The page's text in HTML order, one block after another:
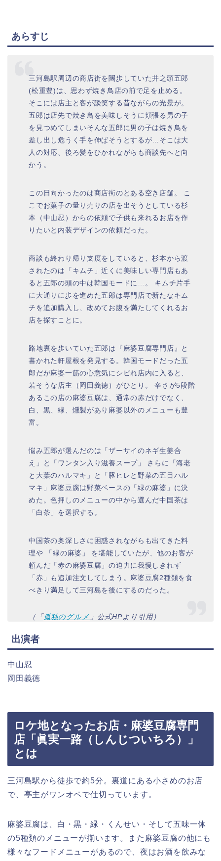
あらすじ
三河島駅周辺の商店街を闊歩していた井之頭五郎
(松重豊)は、思わず焼き鳥店の前で足を止める。
そこには店主と客が談笑する昔ながらの光景が。
五郎は店先で焼き鳥を美味しそうに頬張る男の子
を見つめてしまいそんな五郎に男の子は焼き鳥を
差し出し危うく手を伸ばそうとするが…そこは大
人の対応、後ろ髪をひかれながらも商談先へと向
かう。
この日向かったのは商店街のとある空き店舗。 こ
こでお菓子の量り売りの店を出そうとしている杉
本（中山忍）からの依頼で子供も来れるお店を作
りたいと内装デザインの依頼だった。
商談も終わり帰り支度をしていると、杉本から渡
されたのは「キムチ」近くに美味しい専門店もあ
ると五郎の頭の中は韓国モードに…。 キムチ片手
に大通りに歩を進めた五郎は専門店で新たなキム
チを追加購入し、改めてお腹を満たしてくれるお
店を探すことに。
路地裏を歩いていた五郎は『麻婆豆腐専門店』と
書かれた軒屋根を発見する。韓国モードだった五
郎だが麻婆一筋の心意気にシビれ店内に入ると、
若そうな店主（岡田義徳）がひとり。 辛さが5段階
あるこの店の麻婆豆腐は、通常の赤だけでなく、
白、黒、緑、燻製があり麻婆以外のメニューも豊
富。
悩み五郎が選んだのは「ザーサイのネギ生姜合
え」と「ワンタン入り滋養スープ」 さらに「海老
と大葉のハルマキ」と「豚ヒレと野菜の五目ハル
マキ」麻婆豆腐は野菜ベースの「緑の麻婆」に決
めた。色押しのメニューの中から選んだ中国茶は
「白茶」を選択する。
中国茶の奥深しさに困惑されながらも出てきた料
理や 「緑の麻婆」 を堪能していたが、他のお客が
頼んだ「赤の麻婆豆腐」の迫力に我慢しきれず
「赤」も追加注文してしまう。麻婆豆腐2種類を食
べきり満足して三河島を後にするのだった。
（「 孤独のグルメ 」公式HPより引用）
出演者
中山忍
岡田義徳
ロケ地となったお店・麻婆豆腐専門
店「眞実一路（しんじついちろ）」
とは
三河島駅から徒歩で約5分。裏道にある小さめのお店
で、亭主がワンオペで仕切っています。
麻婆豆腐は、白・黒・緑・くんせい・そして五味一体
の5種類のメニューが揃います。また麻婆豆腐の他にも
様々なフードメニューがあるので、夜はお酒を飲みな